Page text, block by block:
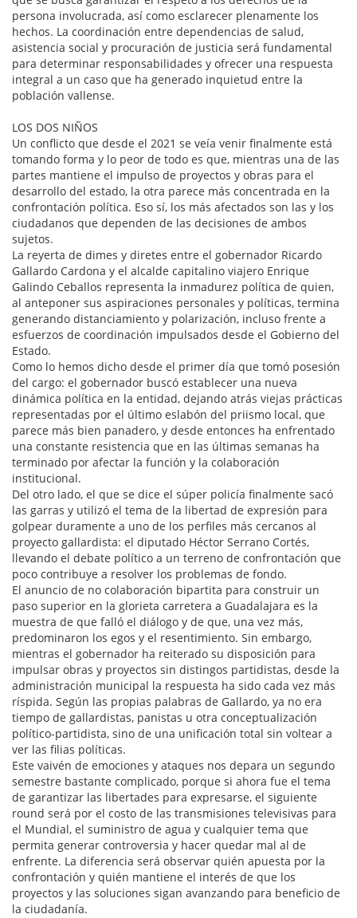
persona involucrada, así como esclarecer plenamente los
hechos. La coordinación entre dependencias de salud,
asistencia social y procuración de justicia será fundamental
para determinar responsabilidades y ofrecer una respuesta
integral a un caso que ha generado inquietud entre la
población vallense.
LOS DOS NIÑOS
Un conflicto que desde el 2021 se veía venir finalmente está
tomando forma y lo peor de todo es que, mientras una de las
partes mantiene el impulso de proyectos y obras para el
desarrollo del estado, la otra parece más concentrada en la
confrontación política. Eso sí, los más afectados son las y los
ciudadanos que dependen de las decisiones de ambos
sujetos.
La reyerta de dimes y diretes entre el gobernador Ricardo
Gallardo Cardona y el alcalde capitalino viajero Enrique
Galindo Ceballos representa la inmadurez política de quien,
al anteponer sus aspiraciones personales y políticas, termina
generando distanciamiento y polarización, incluso frente a
esfuerzos de coordinación impulsados desde el Gobierno del
Estado.
Como lo hemos dicho desde el primer día que tomó posesión
del cargo: el gobernador buscó establecer una nueva
dinámica política en la entidad, dejando atrás viejas prácticas
representadas por el último eslabón del priismo local, que
parece más bien panadero, y desde entonces ha enfrentado
una constante resistencia que en las últimas semanas ha
terminado por afectar la función y la colaboración
institucional.
Del otro lado, el que se dice el súper policía finalmente sacó
las garras y utilizó el tema de la libertad de expresión para
golpear duramente a uno de los perfiles más cercanos al
proyecto gallardista: el diputado Héctor Serrano Cortés,
llevando el debate político a un terreno de confrontación que
poco contribuye a resolver los problemas de fondo.
El anuncio de no colaboración bipartita para construir un
paso superior en la glorieta carretera a Guadalajara es la
muestra de que falló el diálogo y de que, una vez más,
predominaron los egos y el resentimiento. Sin embargo,
mientras el gobernador ha reiterado su disposición para
impulsar obras y proyectos sin distingos partidistas, desde la
administración municipal la respuesta ha sido cada vez más
ríspida. Según las propias palabras de Gallardo, ya no era
tiempo de gallardistas, panistas u otra conceptualización
político-partidista, sino de una unificación total sin voltear a
ver las filias políticas.
Este vaivén de emociones y ataques nos depara un segundo
semestre bastante complicado, porque si ahora fue el tema
de garantizar las libertades para expresarse, el siguiente
round será por el costo de las transmisiones televisivas para
el Mundial, el suministro de agua y cualquier tema que
permita generar controversia y hacer quedar mal al de
enfrente. La diferencia será observar quién apuesta por la
confrontación y quién mantiene el interés de que los
proyectos y las soluciones sigan avanzando para beneficio de
la ciudadanía.